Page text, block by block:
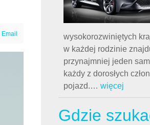
Email
wysokorozwiniętych
w każdej rodzinie
przynajmniej jeden
każdy z dorosłych
pojazd.… więcej
Gdzie